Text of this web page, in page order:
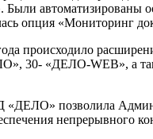
автоматизированы
опция «Мониторинг
происходило
30- «ДЕЛО-WEB», а
позволила
непрерывного